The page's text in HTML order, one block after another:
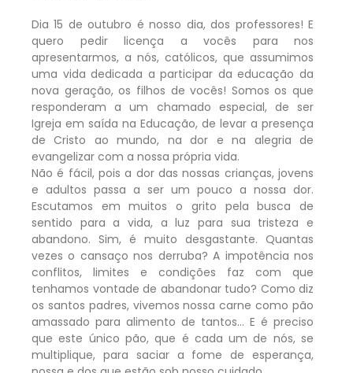
Dia 15 de outubro é nosso dia, dos professores! E
quero pedir licença a vocês para nos
apresentarmos, a nós, católicos, que assumimos
uma vida dedicada a participar da educação da
nova geração, os filhos de vocês! Somos os que
responderam a um chamado especial, de ser
Igreja em saída na Educação, de levar a presença
de Cristo ao mundo, na dor e na alegria de
evangelizar com a nossa própria vida.
Não é fácil, pois a dor das nossas crianças, jovens
e adultos passa a ser um pouco a nossa dor.
Escutamos em muitos o grito pela busca de
sentido para a vida, a luz para sua tristeza e
abandono. Sim, é muito desgastante. Quantas
vezes o cansaço nos derruba? A impotência nos
conflitos, limites e condições faz com que
tenhamos vontade de abandonar tudo? Como diz
os santos padres, vivemos nossa carne como pão
amassado para alimento de tantos… E é preciso
que este único pão, que é cada um de nós, se
multiplique, para saciar a fome de esperança,